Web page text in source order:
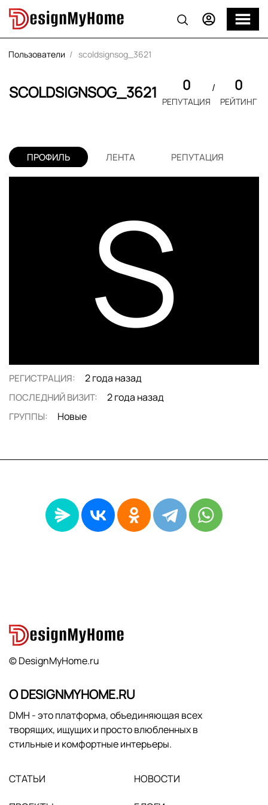
Пользователи scoldsignsog_3621
SCOLDSIGNSOG_3621 0
РЕПУТАЦИЯ
0
РЕЙТИНГ
ПРОФИЛЬ ЛЕНТА РЕПУТАЦИЯ
S
РЕГИСТРАЦИЯ: 2 года назад
ПОСЛЕДНИЙ ВИЗИТ: 2 года назад
ГРУППЫ: Новые
© DesignMyHome.ru
О DESIGNMYHOME.RU
DMH - это платформа, объединяющая всех
творящих, ищущих и просто влюбленных в
стильные и комфортные интерьеры.
СТАТЬИ НОВОСТИ